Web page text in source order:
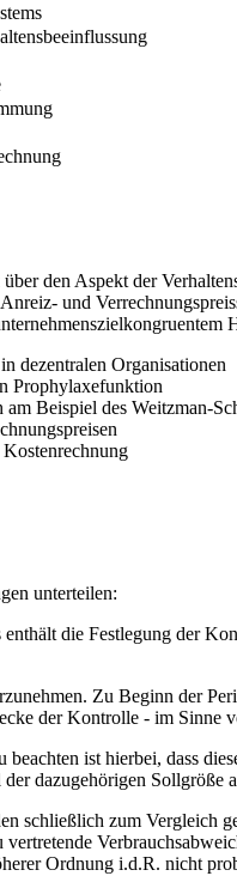
den Aspekt der
und
dezentralen Organisationen
Prophylaxefunktion
Beispiel des Weitzman-
unterteilen:
die Festlegung der
Zu Beginn der
der Kontrolle - im
ist hierbei, dass
dazugehörigen Sollgröße
schließlich zum Vergleich
Ordnung i.d.R. nicht